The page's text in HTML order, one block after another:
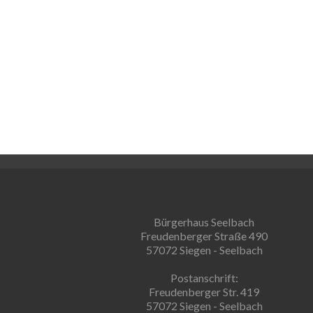
Bürgerhaus Seelbach
Freudenberger Straße 490
57072 Siegen - Seelbach
Postanschrift:
Freudenberger Str. 419
57072 Siegen - Seelbach